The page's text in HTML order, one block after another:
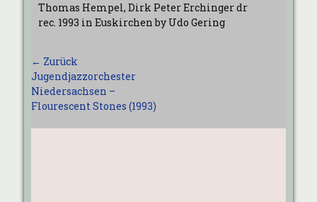
Thomas Hempel, Dirk Peter Erchinger dr
rec. 1993 in Euskirchen by Udo Gering
Beitragsnavigation
← Zurück
Vorhergehender
Beitrag:
Jugendjazzorchester
Niedersachsen –
Flourescent Stones (1993)